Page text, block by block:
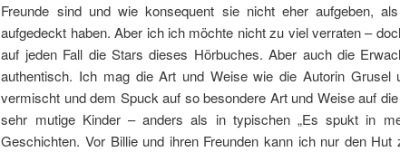
Freunde sind und wie konsequent sie nicht eher aufgeben,
aufgedeckt haben. Aber ich ich möchte nicht zu viel verraten –
auf jeden Fall die Stars dieses Hörbuches. Aber auch die
authentisch. Ich mag die Art und Weise wie die Autorin Grusel
vermischt und dem Spuck auf so besondere Art und Weise auf
sehr mutige Kinder – anders als in typischen „Es spukt in
Geschichten. Vor Billie und ihren Freunden kann ich nur den Hut